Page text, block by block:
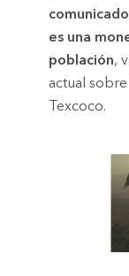
es una
población,
actual
Texcoco.